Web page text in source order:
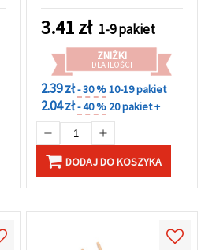
3.41zł 1-9 pakiet
ZNIŻKI
DLA ILOŚCI
2.39 zł- 30 %10-19 pakiet
2.04 zł- 40 % 20 pakiet +
DODAJ DO KOSZYKA